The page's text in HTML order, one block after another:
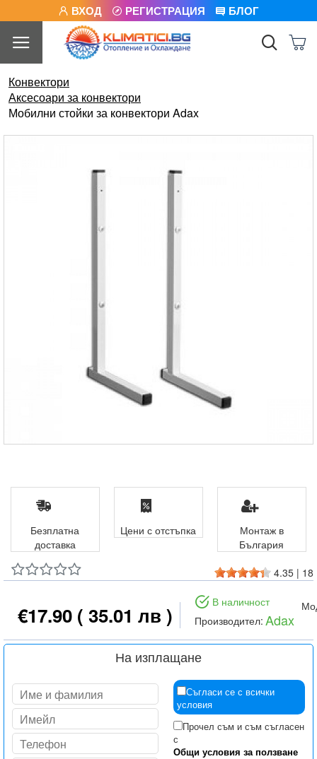
ВХОД РЕГИСТРАЦИЯ БЛОГ
Конвектори
Аксесоари за конвектори
Мобилни стойки за конвектори Adax
4.35 | 18
€17.90 ( 35.01 лв )
В наличност
Производител: Adax
На изплащане
Съгласи се с всички
условия
Прочел съм и съм съгласен
с
Общи условия за ползване
Безплатна
доставка
Цени с отстъпка
Монтаж в
България